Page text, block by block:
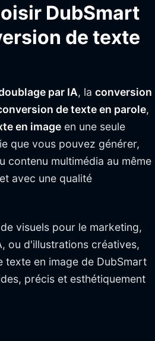
DubSmart
de texte
par IA, la conversion
de texte en parole,
en image en une seule
que vous pouvez générer,
contenu multimédia au même
avec une qualité
visuels pour le marketing,
ou d'illustrations créatives,
texte en image de DubSmart
précis et esthétiquement